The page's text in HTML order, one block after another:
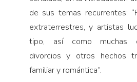
de sus temas recurrentes:
extraterrestres, y artistas
tipo, así como muchas
divorcios y otros hechos
familiar y romántica”.